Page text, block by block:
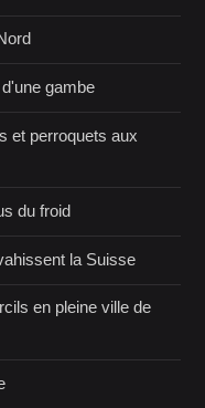
gambe
et perroquets aux
du froid
la Suisse
en pleine ville de